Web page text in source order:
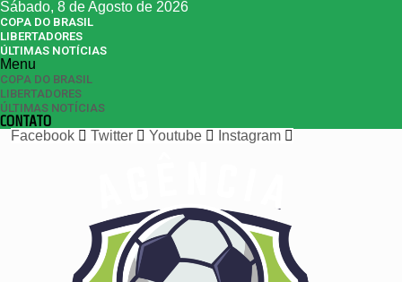
Sábado, 8 de Agosto de 2026
COPA DO BRASIL
LIBERTADORES
ÚLTIMAS NOTÍCIAS
Menu
COPA DO BRASIL
LIBERTADORES
ÚLTIMAS NOTÍCIAS
CONTATO
Facebook
Twitter Youtube Instagram